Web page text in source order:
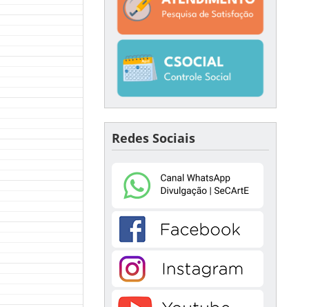
Redes Sociais